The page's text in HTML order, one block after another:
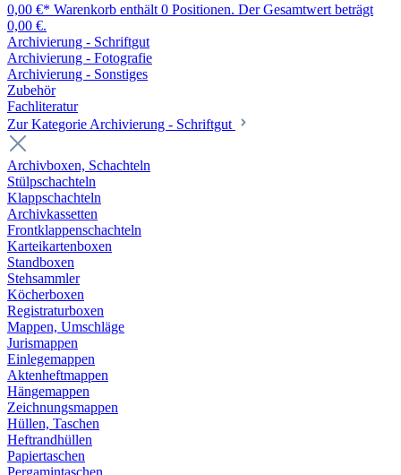
0,00 €* Warenkorb enthält 0 Positionen. Der Gesamtwert beträgt
0,00 €.
Archivierung - Schriftgut
Archivierung - Fotografie
Archivierung - Sonstiges
Zubehör
Fachliteratur
Zur Kategorie Archivierung - Schriftgut
Archivboxen, Schachteln
Stülpschachteln
Klappschachteln
Archivkassetten
Frontklappenschachteln
Karteikartenboxen
Standboxen
Stehsammler
Köcherboxen
Registraturboxen
Mappen, Umschläge
Jurismappen
Einlegemappen
Aktenheftmappen
Hängemappen
Zeichnungsmappen
Hüllen, Taschen
Heftrandhüllen
Papiertaschen
Pergamintaschen